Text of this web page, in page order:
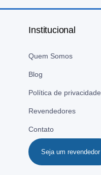
Institucional
Quem Somos
Blog
Política de privacidade
Revendedores
Contato
Seja um revendedor